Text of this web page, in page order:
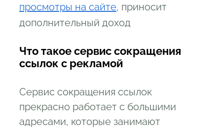
просмотры на сайте, приносит
дополнительный доход
Что такое сервис сокращения
ссылок с рекламой
Сервис сокращения ссылок
прекрасно работает с большими
адресами, которые занимают